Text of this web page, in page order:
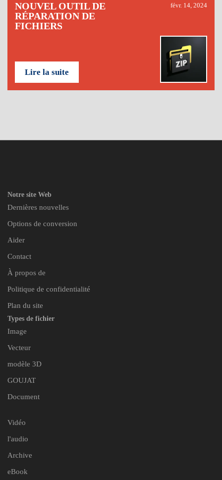
NOUVEL OUTIL DE
RÉPARATION DE
FICHIERS
févr. 14, 2024
Lire la suite
Notre site Web
Dernières nouvelles
Options de conversion
Aider
Contact
À propos de
Politique de confidentialité
Plan du site
Types de fichier
Image
Vecteur
modèle 3D
GOUJAT
Document
Vidéo
l'audio
Archive
eBook